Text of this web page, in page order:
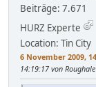
Beiträge: 7.671
HURZ Experte
Location: Tin City
6 November 2009,
14:19:17 von Roughale